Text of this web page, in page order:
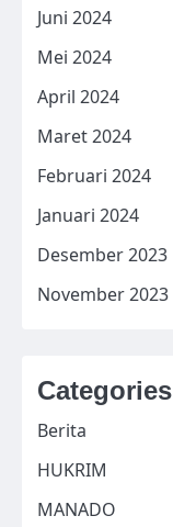
Juni 2024
Mei 2024
April 2024
Maret 2024
Februari 2024
Januari 2024
Desember 2023
November 2023
Categories
Berita
HUKRIM
MANADO